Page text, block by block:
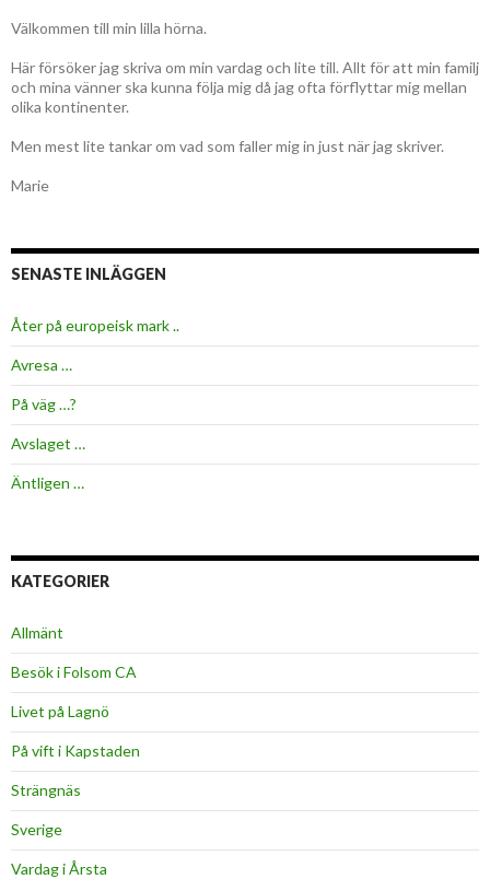
Välkommen till min lilla hörna.
Här försöker jag skriva om min vardag och lite till. Allt för att min familj
och mina vänner ska kunna följa mig då jag ofta förflyttar mig mellan
olika kontinenter.
Men mest lite tankar om vad som faller mig in just när jag skriver.
Marie
SENASTE INLÄGGEN
Åter på europeisk mark ..
Avresa …
På väg …?
Avslaget …
Äntligen …
KATEGORIER
Allmänt
Besök i Folsom CA
Livet på Lagnö
På vift i Kapstaden
Strängnäs
Sverige
Vardag i Årsta